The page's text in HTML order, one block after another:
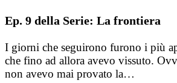
Ep. 9 della Serie: La frontiera
I giorni che seguirono furono i più
che fino ad allora avevo vissuto.
non avevo mai provato la…